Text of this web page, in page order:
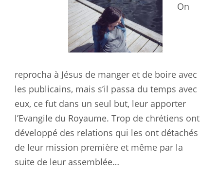
On
reprocha à Jésus de manger et de boire avec
les publicains, mais s’il passa du temps avec
eux, ce fut dans un seul but, leur apporter
l’Evangile du Royaume. Trop de chrétiens ont
développé des relations qui les ont détachés
de leur mission première et même par la
suite de leur assemblée…